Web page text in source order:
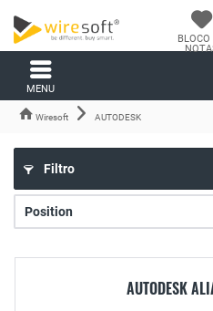
BLOCO
MENU
Wiresoft AUTODESK
Filtro
AUTODESK